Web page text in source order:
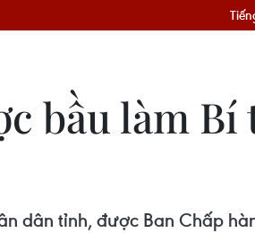
bầu làm
dân tỉnh, được Ban Chấp